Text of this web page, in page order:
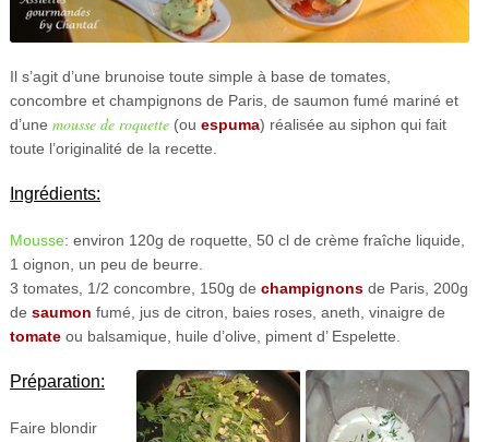
Il s’agit d’une brunoise toute simple à base de tomates,
concombre et champignons de Paris, de saumon fumé mariné et
d’une mousse de roquette (ou espuma) réalisée au siphon qui fait
toute l’originalité de la recette.
Ingrédients:
Mousse: environ 120g de roquette, 50 cl de crème fraîche liquide,
1 oignon, un peu de beurre.
3 tomates, 1/2 concombre, 150g de champignonsde Paris, 200g
de saumon fumé, jus de citron, baies roses, aneth, vinaigre de
tomateou balsamique, huile d’olive, piment d’ Espelette.
Préparation:
Faire blondir